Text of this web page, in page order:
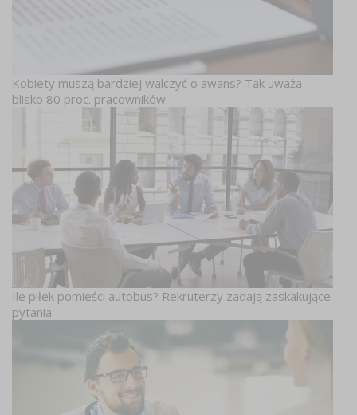
Kobiety muszą bardziej walczyć o awans? Tak uważa
blisko 80 proc. pracowników
Ile piłek pomieści autobus? Rekruterzy zadają zaskakujące
pytania